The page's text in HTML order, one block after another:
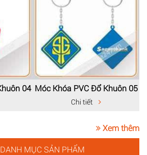
04 Móc Khóa PVC Đổ Khuôn 05
Chi tiết
Xem thêm
DANH MỤC SẢN PHẨM